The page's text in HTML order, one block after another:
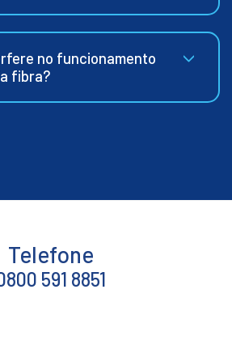
no funcionamento
fibra?
Telefone
591 8851